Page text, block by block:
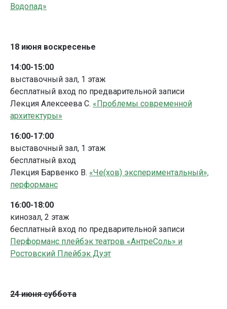
Водопад»
18 июня воскресенье
14:00-15:00
выставочный зал, 1 этаж
бесплатный вход по предварительной записи
Лекция Алексеева С. «Проблемы современной
архитектуры»
16:00-17:00
выставочный зал, 1 этаж
бесплатный вход
Лекция Барвенко В. «Че(хов) экспериментальный»,
перформанс
16:00-18:00
кинозал, 2 этаж
бесплатный вход по предварительной записи
Перформанс плейбэк театров «АнтреСоль» и
Ростовский Плейбэк Дуэт
24 июня суббота